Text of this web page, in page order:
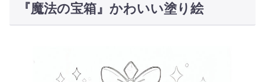
『魔法の宝箱』かわいい塗り絵